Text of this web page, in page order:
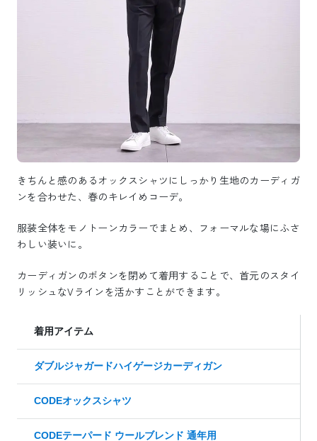
きちんと感のあるオックスシャツにしっかり生地のカーディガ
ンを合わせた、春のキレイめコーデ。
服装全体をモノトーンカラーでまとめ、フォーマルな場にふさ
わしい装いに。
カーディガンのボタンを閉めて着用することで、首元のスタイ
リッシュなVラインを活かすことができます。
着用アイテム
ダブルジャガードハイゲージカーディガン
CODEオックスシャツ
CODEテーパード ウールブレンド 通年用